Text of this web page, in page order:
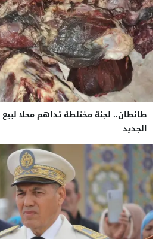
طانطان.. لجنة مختلطة تداهم محلا
الجديد